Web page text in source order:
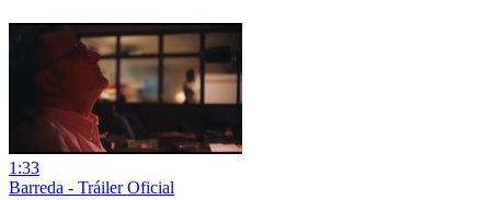
1:33
Barreda - Tráiler Oficial